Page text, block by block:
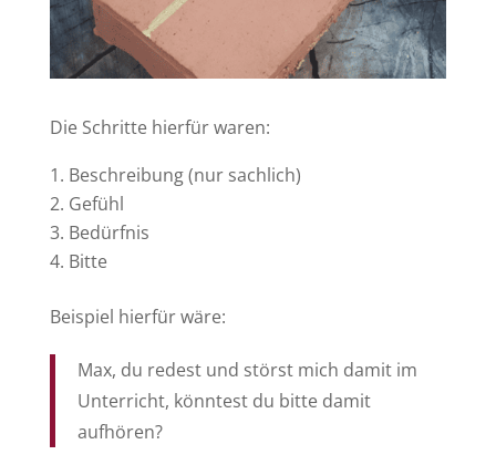
Die Schritte hierfür waren:
Beschreibung (nur sachlich)
Gefühl
Bedürfnis
Bitte
Beispiel hierfür wäre:
Max, du redest und störst mich damit im
Unterricht, könntest du bitte damit
aufhören?